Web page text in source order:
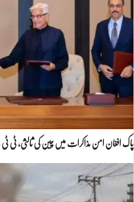
پاک افغان امن مذاکرات میں چین کی ثالثی، ٹی ٹی